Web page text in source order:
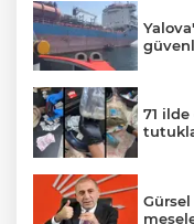
71
Gürsel